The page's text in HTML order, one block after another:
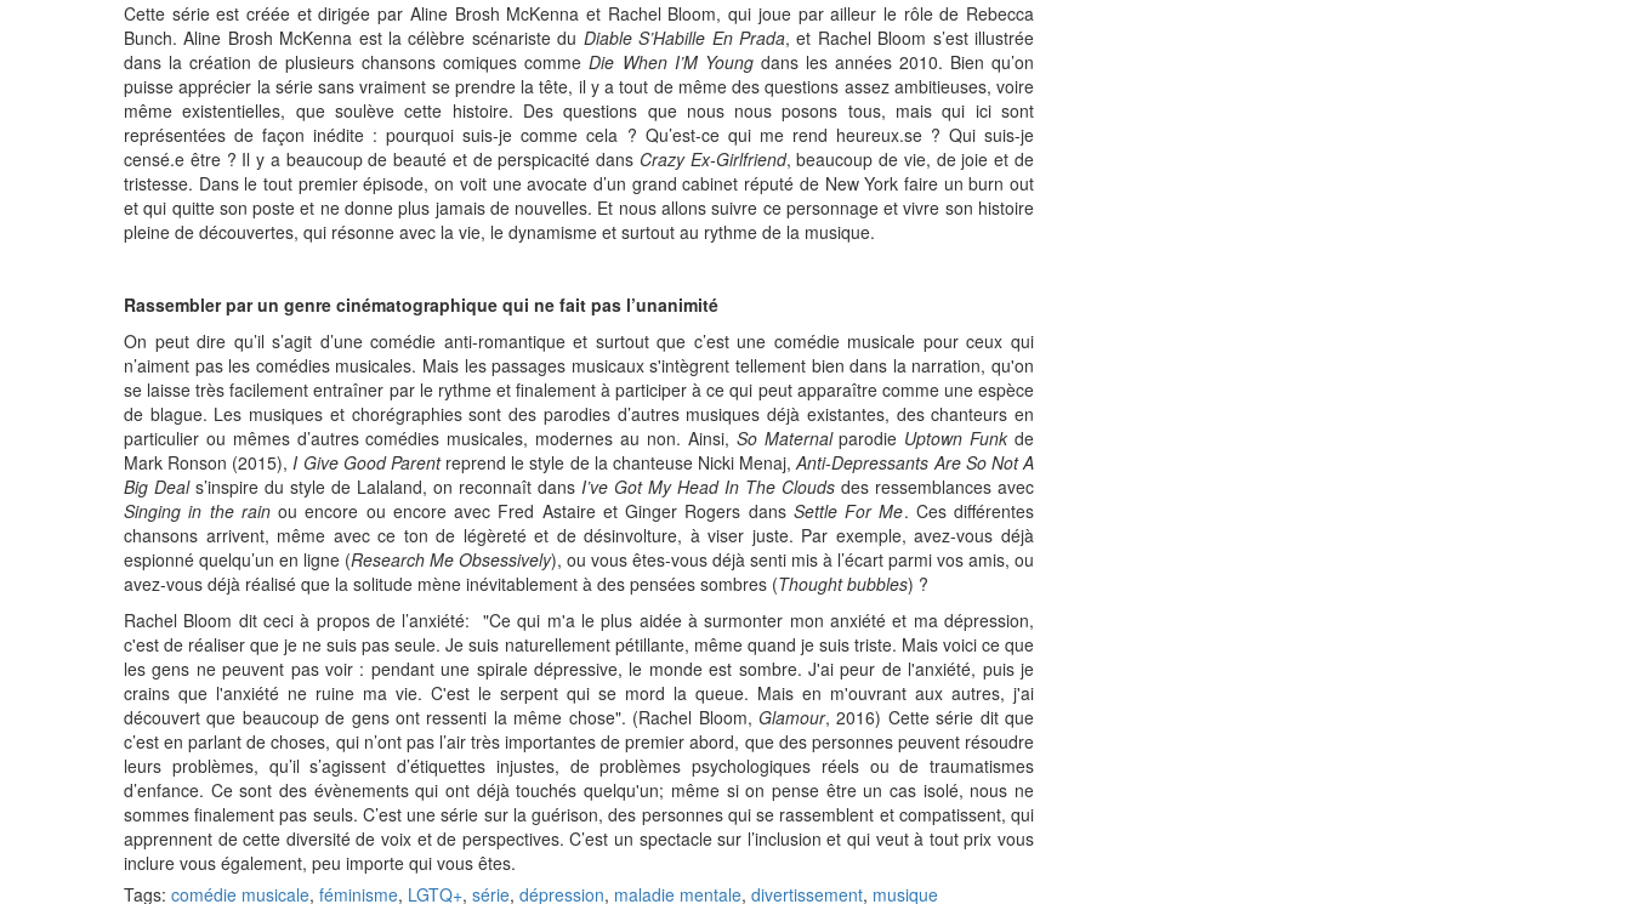
Cette série est créée et dirigée par Aline Brosh McKenna et Rachel Bloom, qui joue par ailleur le rôle de Rebecca
Bunch. Aline Brosh McKenna est la célèbre scénariste du Diable S’Habille En Prada, et Rachel Bloom s’est illustrée
dans la création de plusieurs chansons comiques commeDie When I’M Youngdans les années 2010. Bien qu’on
puisse apprécier la série sans vraiment se prendre la tête, il y a tout de même des questions assez ambitieuses, voire
même existentielles, que soulève cette histoire. Des questions que nous nous posons tous, mais qui ici sont
représentées de façon inédite : pourquoi suis-je comme cela ? Qu’est-ce qui me rend heureux.se ? Qui suis-je
censé.e être ? Il y a beaucoup de beauté et de perspicacité dans Crazy Ex-Girlfriend, beaucoup de vie, de joie et de
tristesse. Dans le tout premier épisode, on voit une avocate d’un grand cabinet réputé de New York faire un burn out
et qui quitte son poste et ne donne plus jamais de nouvelles. Et nous allons suivre ce personnage et vivre son histoire
pleine de découvertes, qui résonne avec la vie, le dynamisme et surtout au rythme de la musique.
Rassembler par un genre cinématographique qui ne fait pas l’unanimité
On peut dire qu’il s’agit d’une comédie anti-romantique et surtout que c’est une comédie musicale pour ceux qui
n’aiment pas les comédies musicales. Mais les passages musicaux s'intègrent tellement bien dans la narration, qu'on
se laisse très facilement entraîner par le rythme et finalement à participer à ce qui peut apparaître comme une espèce
de blague. Les musiques et chorégraphies sont des parodies d’autres musiques déjà existantes, des chanteurs en
particulier ou mêmes d’autres comédies musicales, modernes au non. Ainsi, So Maternalparodie Uptown Funk de
Mark Ronson (2015),I Give Good Parentreprend le style de la chanteuse Nicki Menaj,Anti-Depressants Are So Not A
Big Deals’inspire du style de Lalaland, on reconnaît dans I’ve Got My Head In The Clouds des ressemblances avec
Singing in the rainou encore ou encore avec Fred Astaire et Ginger Rogers dans Settle For Me. Ces différentes
chansons arrivent, même avec ce ton de légèreté et de désinvolture, à viser juste. Par exemple, avez-vous déjà
espionné quelqu’un en ligne (Research Me Obsessively), ou vous êtes-vous déjà senti mis à l’écart parmi vos amis, ou
avez-vous déjà réalisé que la solitude mène inévitablement à des pensées sombres (Thought bubbles) ?
Rachel Bloom dit ceci à propos de l’anxiété: "Ce qui m'a le plus aidée à surmonter mon anxiété et ma dépression,
c'est de réaliser que je ne suis pas seule. Je suis naturellement pétillante, même quand je suis triste. Mais voici ce que
les gens ne peuvent pas voir : pendant une spirale dépressive, le monde est sombre. J'ai peur de l'anxiété, puis je
crains que l'anxiété ne ruine ma vie. C'est le serpent qui se mord la queue. Mais en m'ouvrant aux autres, j'ai
découvert que beaucoup de gens ont ressenti la même chose". (Rachel Bloom, Glamour, 2016) Cette série dit que
c’est en parlant de choses, qui n’ont pas l’air très importantes de premier abord, que des personnes peuvent résoudre
leurs problèmes, qu’il s’agissent d’étiquettes injustes, de problèmes psychologiques réels ou de traumatismes
d’enfance. Ce sont des évènements qui ont déjà touchés quelqu'un; même si on pense être un cas isolé, nous ne
sommes finalement pas seuls. C’est une série sur la guérison, des personnes qui se rassemblent et compatissent, qui
apprennent de cette diversité de voix et de perspectives. C’est un spectacle sur l’inclusion et qui veut à tout prix vous
inclure vous également, peu importe qui vous êtes.
Tags: comédie musicale, féminisme, LGTQ+, série, dépression, maladie mentale, divertissement, musique